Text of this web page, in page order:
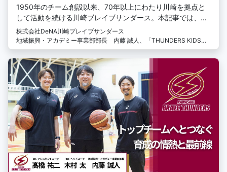
1950年のチーム創設以来、70年以上にわたり川崎を拠点と
して活動を続ける川崎ブレイブサンダース。本記事では、そ
の取り組みの一つであるスクール部門にフォーカス。スクー
ルのメインコーチ陣に指導への思いや子どもたちとの向き合
い方、川崎ブレイブサンダースのスクールでバスケットボー
ルを教える魅力について話を伺いました。
株式会社DeNA川崎ブレイブサンダース
地域振興・アカデミー事業部部長 内藤 誠人、「THUNDERS KIDS」
メインコーチ 出光歩、北條 風弥